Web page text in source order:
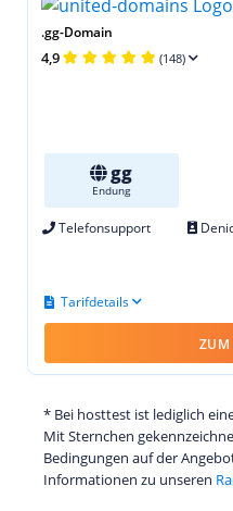
.gg-Domain
4,9 (148)
gg
Endung
Telefonsupport
Tarifdetails
ZUM
* Bei hosttest ist lediglich
Mit Sternchen
Bedingungen auf der
Informationen zu unseren